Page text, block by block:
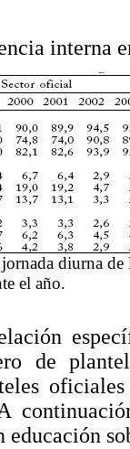
interna
diurna de
el año.
de